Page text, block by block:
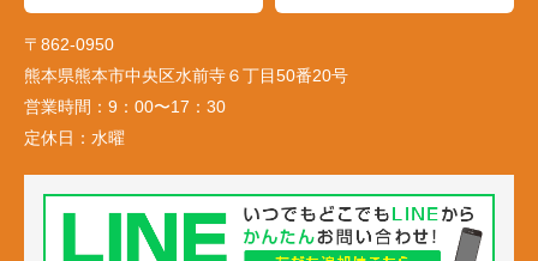
〒862-0950
熊本県熊本市中央区水前寺６丁目50番20号
営業時間： 9：00〜17：30
定休日： 水曜